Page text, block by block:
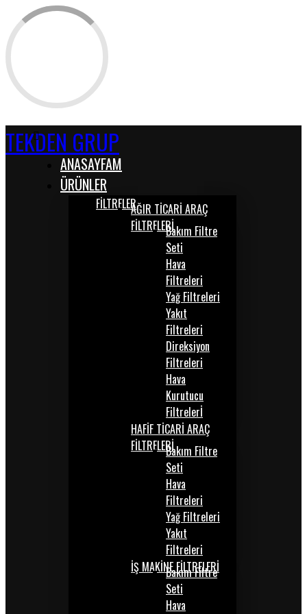
TEKDEN GRUP
ANASAYFAM
ÜRÜNLER
FİLTRELERAĞIR TİCARİ ARAÇ
FİLTRELERİBakım Filtre
Seti
Hava
Filtreleri
Yağ Filtreleri
Yakıt
Filtreleri
Direksiyon
Filtreleri
Hava
Kurutucu
Filtrelerİ
HAFİF TİCARİ ARAÇ
FİLTRELERİBakım Filtre
Seti
Hava
Filtreleri
Yağ Filtreleri
Yakıt
Filtreleri
İŞ MAKİNE FİLTRELERİ
Bakım Filtre
Seti
Hava